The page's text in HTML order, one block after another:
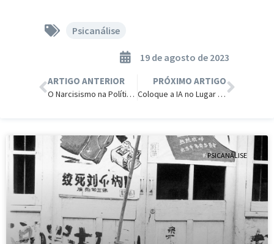
Psicanálise
19 de agosto de 2023
ARTIGO ANTERIOR
O Narcisismo na Política, Ciência e Comunicações
PRÓXIMO ARTIGO
Coloque a IA no Lugar dela.
PSICANÁLISE